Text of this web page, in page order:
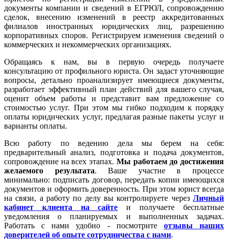
документы компании и сведений в ЕГРЮЛ, сопровождению
сделок, внесению изменений в реестр аккредитованных
филиалов иностранных юридических лиц, разрешению
корпоративных споров. Регистрируем изменения сведений о
коммерческих и некоммерческих организациях.
Обращаясь к нам, вы в первую очередь получаете
консультацию от профильного юриста. Он задаст уточняющие
вопросы, детально проанализирует имеющиеся документы,
разработает эффективный план действий для вашего случая,
оценит объем работы и представит вам предложение со
стоимостью услуг. При этом мы гибко подходим к порядку
оплаты юридических услуг, предлагая разные пакеты услуг и
варианты оплаты.
Всю работу по ведению дела мы берем на себя:
предварительный анализ, подготовка и подача документов,
сопровождение на всех этапах. Мы работаем до достижения
желаемого результата. Ваше участие в процессе
минимально: подписать договор, передать копии имеющихся
документов и оформить доверенность. При этом юрист всегда
на связи, а работу по делу вы контролируете через Личный
кабинет клиента на сайте и получаете бесплатные
уведомления о планируемых и выполненных задачах.
Работать с нами удобно - посмотрите отзывы наших
доверителей об опыте сотрудничества с нами.